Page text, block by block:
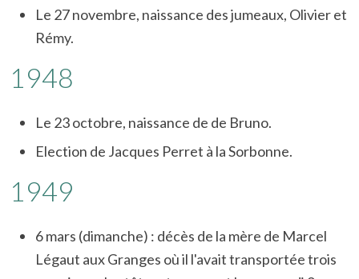
Le 27 novembre, naissance des jumeaux, Olivier et
Rémy.
1948
Le 23 octobre, naissance de de Bruno.
Election de Jacques Perret à la Sorbonne.
1949
6 mars (dimanche) : décès de la mère de Marcel
Légaut aux Granges où il l'avait transportée trois